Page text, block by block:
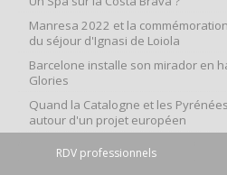
RDV professionnels
Manresa 2022 et la
du séjour d'Ignasi de Loiola
Barcelone installe son mirador en
Glories
Quand la Catalogne et les
autour d'un projet européen
Le printemps catalan en famille,